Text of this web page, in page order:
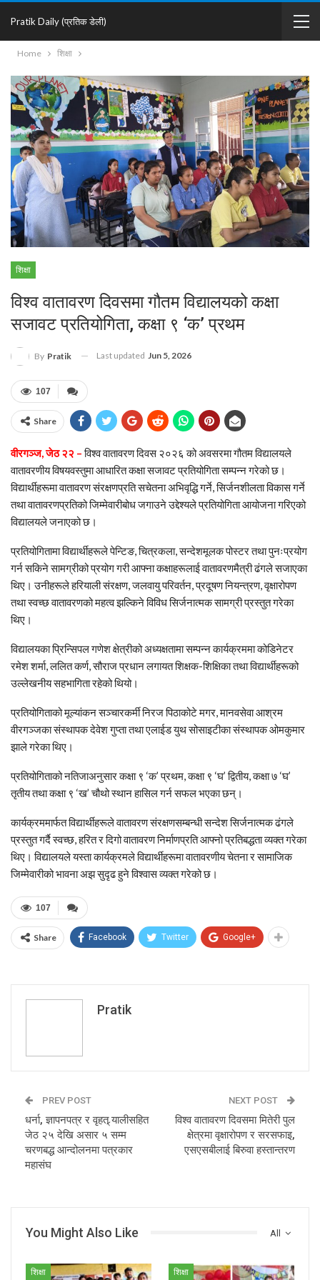
Pratik Daily (प्रतिक डेली)
Home शिक्षा
शिक्षा
विश्व वातावरण दिवसमा गौतम विद्यालयको कक्षा
सजावट प्रतियोगिता, कक्षा ९ ‘क’ प्रथम
By Pratik Last updated Jun 5, 2026
107
Share
वीरगञ्ज, जेठ २२ –विश्व वातावरण दिवस २०२६ को अवसरमा गौतम विद्यालयले
वातावरणीय विषयवस्तुमा आधारित कक्षा सजावट प्रतियोगिता सम्पन्न गरेको छ।
विद्यार्थीहरूमा वातावरण संरक्षणप्रति सचेतना अभिवृद्धि गर्ने, सिर्जनशीलता विकास गर्ने
तथा वातावरणप्रतिको जिम्मेवारीबोध जगाउने उद्देश्यले प्रतियोगिता आयोजना गरिएको
विद्यालयले जनाएको छ।
प्रतियोगितामा विद्यार्थीहरूले पेन्टिङ, चित्रकला, सन्देशमूलक पोस्टर तथा पुनःप्रयोग
गर्न सकिने सामग्रीको प्रयोग गरी आफ्ना कक्षाहरूलाई वातावरणमैत्री ढंगले सजाएका
थिए। उनीहरूले हरियाली संरक्षण, जलवायु परिवर्तन, प्रदूषण नियन्त्रण, वृक्षारोपण
तथा स्वच्छ वातावरणको महत्व झल्किने विविध सिर्जनात्मक सामग्री प्रस्तुत गरेका
थिए।
विद्यालयका प्रिन्सिपल गणेश क्षेत्रीको अध्यक्षतामा सम्पन्न कार्यक्रममा कोडिनेटर
रमेश शर्मा, ललित कर्ण, सौराज प्रधान लगायत शिक्षक-शिक्षिका तथा विद्यार्थीहरूको
उल्लेखनीय सहभागिता रहेको थियो।
प्रतियोगिताको मूल्यांकन सञ्चारकर्मी निरज पिठाकोटे मगर, मानवसेवा आश्रम
वीरगञ्जका संस्थापक देवेश गुप्ता तथा एलाईड युथ सोसाइटीका संस्थापक ओमकुमार
झाले गरेका थिए।
प्रतियोगिताको नतिजाअनुसार कक्षा ९ ‘क’ प्रथम, कक्षा ९ ‘घ’ द्वितीय, कक्षा ७ ‘घ’
तृतीय तथा कक्षा ९ ‘ख’ चौथो स्थान हासिल गर्न सफल भएका छन्।
कार्यक्रममार्फत विद्यार्थीहरूले वातावरण संरक्षणसम्बन्धी सन्देश सिर्जनात्मक ढंगले
प्रस्तुत गर्दै स्वच्छ, हरित र दिगो वातावरण निर्माणप्रति आफ्नो प्रतिबद्धता व्यक्त गरेका
थिए। विद्यालयले यस्ता कार्यक्रमले विद्यार्थीहरूमा वातावरणीय चेतना र सामाजिक
जिम्मेवारीको भावना अझ सुदृढ हुने विश्वास व्यक्त गरेको छ।
107
Share Facebook Twitter Google+
Pratik
PREV POST
धर्ना, ज्ञापनपत्र र वृहत् र्‍यालीसहित
जेठ २५ देखि असार ५ सम्म
चरणबद्ध आन्दोलनमा पत्रकार
महासंघ
NEXT POST
विश्व वातावरण दिवसमा मितेरी पुल
क्षेत्रमा वृक्षारोपण र सरसफाइ,
एसएसबीलाई बिरुवा हस्तान्तरण
All
You Might Also Like
शिक्षा शिक्षा